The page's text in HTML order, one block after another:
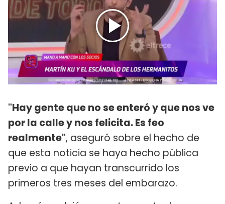
"Hay gente que no se enteró y que nos ve
por la calle y nos felicita. Es feo
realmente", aseguró sobre el hecho de
que esta noticia se haya hecho pública
previo a que hayan transcurrido los
primeros tres meses del embarazo.